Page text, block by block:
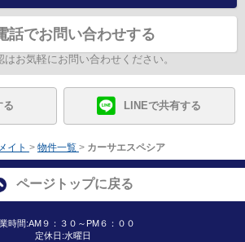
話でお問い合わせする
はお気軽にお問い合わせください。
る LINEで共有する
イト > 物件一覧 > カーサエスペシア
ページトップに戻る
時間:AM９：３０～PM６：００
定休日:水曜日